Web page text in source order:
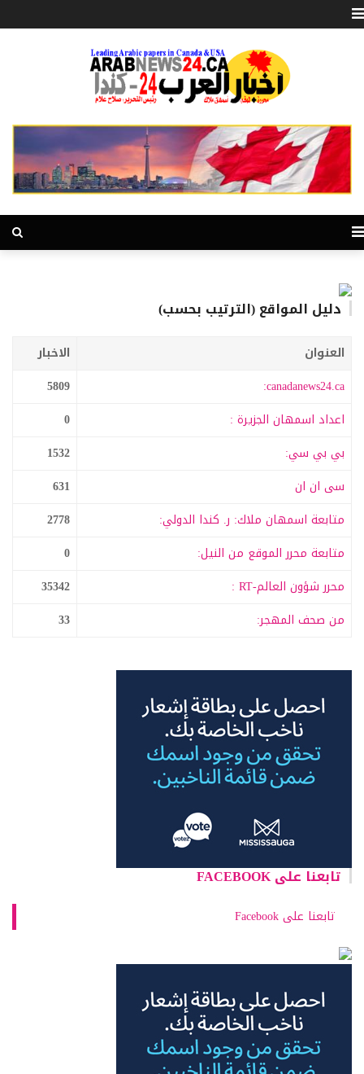
دليل المواقع (الترتيب بحسب)
العنوان
الاخبار
canadanews24.ca:
5809
اعداد اسمهان الجزيرة :
0
بي بي سي:
1532
سى ان ان
631
متابعة اسمهان ملاك: ر. كندا الدولي:
2778
متابعة محرر الموقع من النيل:
0
محرر شؤون العالم-RT :
35342
من صحف المهجر:
33
تابعنا على FACEBOOK
تابعنا على Facebook